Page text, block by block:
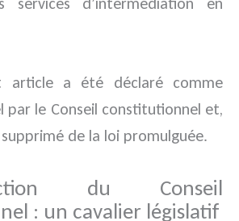
article a été déclaré comme
par le Conseil constitutionnel et,
de la loi promulguée.
du Conseil
: un cavalier législatif